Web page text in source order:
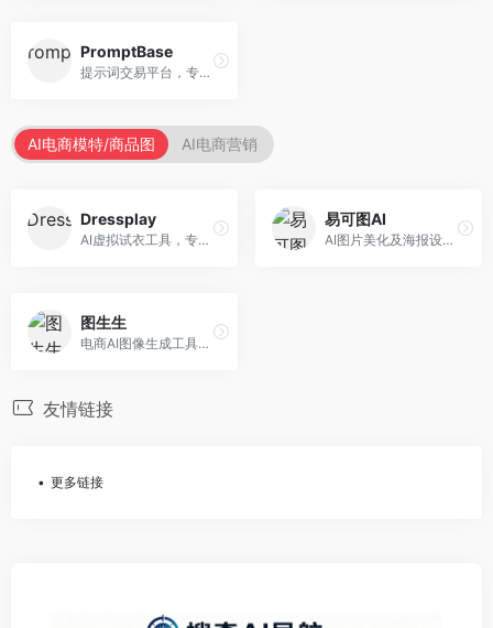
PromptBase
提示词交易平台，专注于高质量提示词买卖。面向AI创作者，提供提示词交易、模板购买、创作者收益等服务，提示词质量高。
AI电商模特/商品图 AI电商营销
Dressplay
AI虚拟试衣工具，专注于服装电商体验。面向服装电商，提供虚拟试穿、尺码推荐、穿搭建议等服务，试衣体验真实。
易可图AI
AI图片美化及海报设计平台，专注于电商视觉设计。面向电商卖家，提供图片美化、海报设计、营销素材等服务，设计效率高。
图生生
电商AI图像生成工具，专注于商品图创作。面向电商卖家，提供商品图生成、背景替换、批量处理等服务，商品图质量高。
友情链接
更多链接